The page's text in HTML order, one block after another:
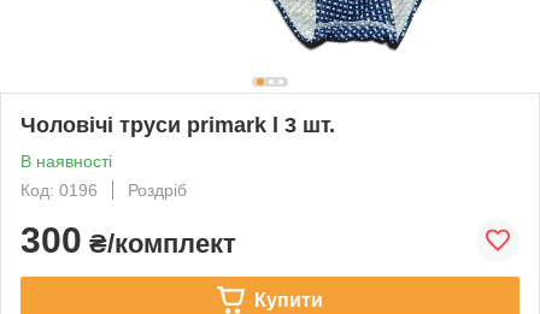
Чоловічі труси primark l 3 шт.
В наявності
Код: 0196
Роздріб
300 ₴/комплект
Купити